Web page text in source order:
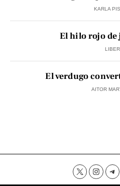
KARLA
El hilo rojo de
LIBER
El verdugo
AITOR